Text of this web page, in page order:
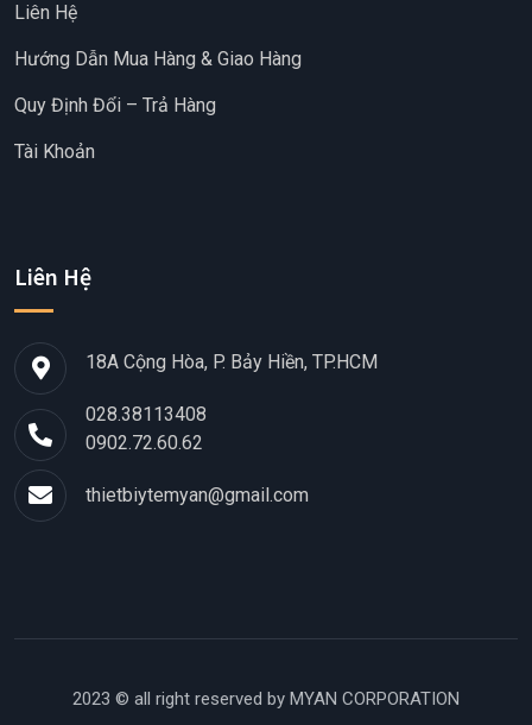
Liên Hệ
Hướng Dẫn Mua Hàng & Giao Hàng
Quy Định Đổi – Trả Hàng
Tài Khoản
Liên Hệ
18A Cộng Hòa, P. Bảy Hiền, TP.HCM
028.38113408
0902.72.60.62
thietbiytemyan@gmail.com
2023 © all right reserved by MYAN CORPORATION